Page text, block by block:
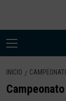
Menú
INICIO